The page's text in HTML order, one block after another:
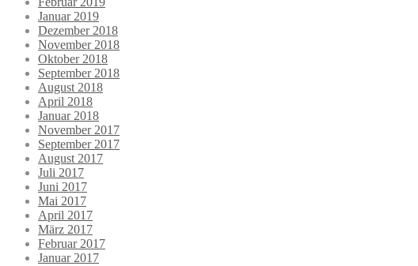
Januar 2019
Dezember 2018
November 2018
Oktober 2018
September 2018
August 2018
April 2018
Januar 2018
November 2017
September 2017
August 2017
Juli 2017
Juni 2017
Mai 2017
April 2017
März 2017
Februar 2017
Januar 2017